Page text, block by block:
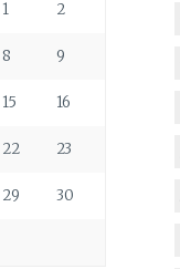
1 2
8 9
15 16
22 23
29 30